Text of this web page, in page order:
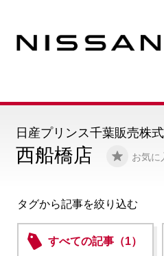
西船橋店 お気に
日産プリンス千葉販売株
タグから記事を絞り込む
すべての記事（1）